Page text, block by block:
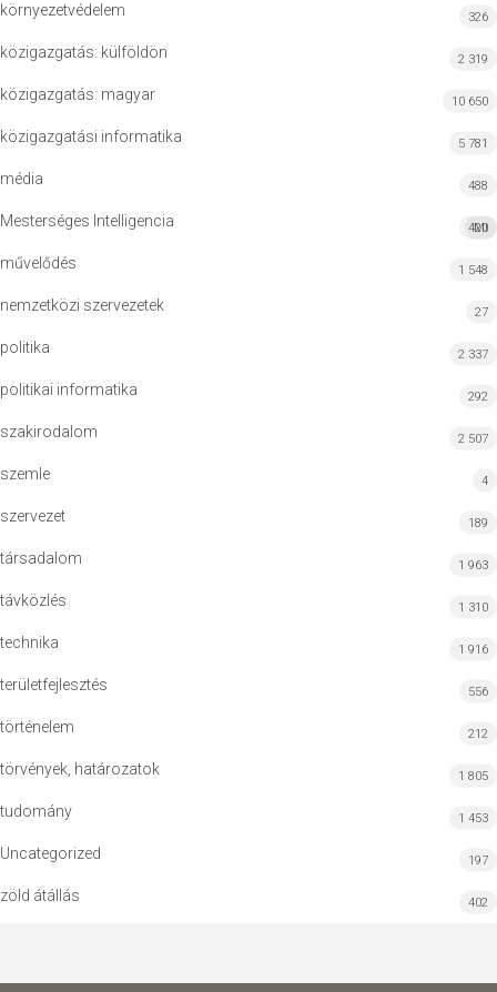
környezetvédelem 326
közigazgatás: külföldön 2 319
közigazgatás: magyar 10 650
közigazgatási informatika 5 781
média 488
Mesterséges Intelligencia MI
420
művelődés 1 548
nemzetközi szervezetek 27
politika 2 337
politikai informatika 292
szakirodalom 2 507
szemle 4
szervezet 189
társadalom 1 963
távközlés 1 310
technika 1 916
területfejlesztés 556
történelem 212
törvények, határozatok 1 805
tudomány 1 453
Uncategorized 197
zöld átállás 402